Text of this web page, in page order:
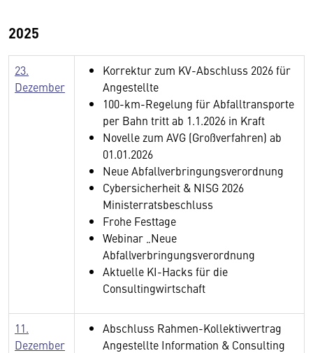
2025
23.
Dezember
Korrektur zum KV-Abschluss 2026 für
Angestellte
100-km-Regelung für Abfalltransporte
per Bahn tritt ab 1.1.2026 in Kraft
Novelle zum AVG (Großverfahren) ab
01.01.2026
Neue Abfallverbringungsverordnung
Cybersicherheit & NISG 2026
Ministerratsbeschluss
Frohe Festtage
Webinar „Neue
Abfallverbringungsverordnung
Aktuelle KI-Hacks für die
Consultingwirtschaft
11.
Dezember
Abschluss Rahmen-Kollektivvertrag
Angestellte Information & Consulting